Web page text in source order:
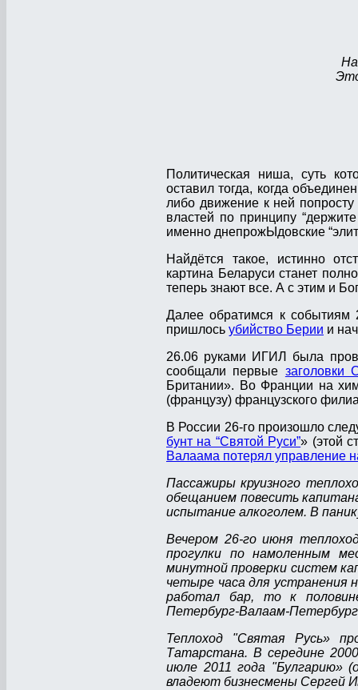
Политическая ниша, суть
оставил тогда, когда
либо движение к ней
властей по принципу
именно днепрожЫдовские
Найдётся такое, истинно
картина Беларуси станет
теперь знают все. А с этим и
Далее обратимся к событиям
пришлось убийство Берии и
26.06 руками ИГИЛ была
сообщали первые заголовки
Британии». Во Франции на
(французу) французского
В России 26-го произошло
бунт на “Святой Руси”» (этой
Валаама потерял управление
Пассажиры круизного
обещанием повесить
испытание алкоголем. В
Вечером 26-го июня
прогулки по намоленным
минутной проверки систем
четыре часа для устранения
работал бар, то к
Петербург-Валаам-
Теплоход "Святая Русь»
Татарстана. В середине
июле 2011 года "Булгарию»
владеют бизнесмены Сергей